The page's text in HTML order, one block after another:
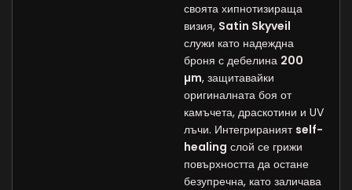
своята хипнотизираща
визия, Satin Skyveil
служи като надеждна
броня с дебелина 200
µm, защитавайки
оригиналната боя от
камъчета, драскотини и UV
лъчи. Интегрираният self-
healing слой се грижи
повърхността да остане
безупречна, като заличава